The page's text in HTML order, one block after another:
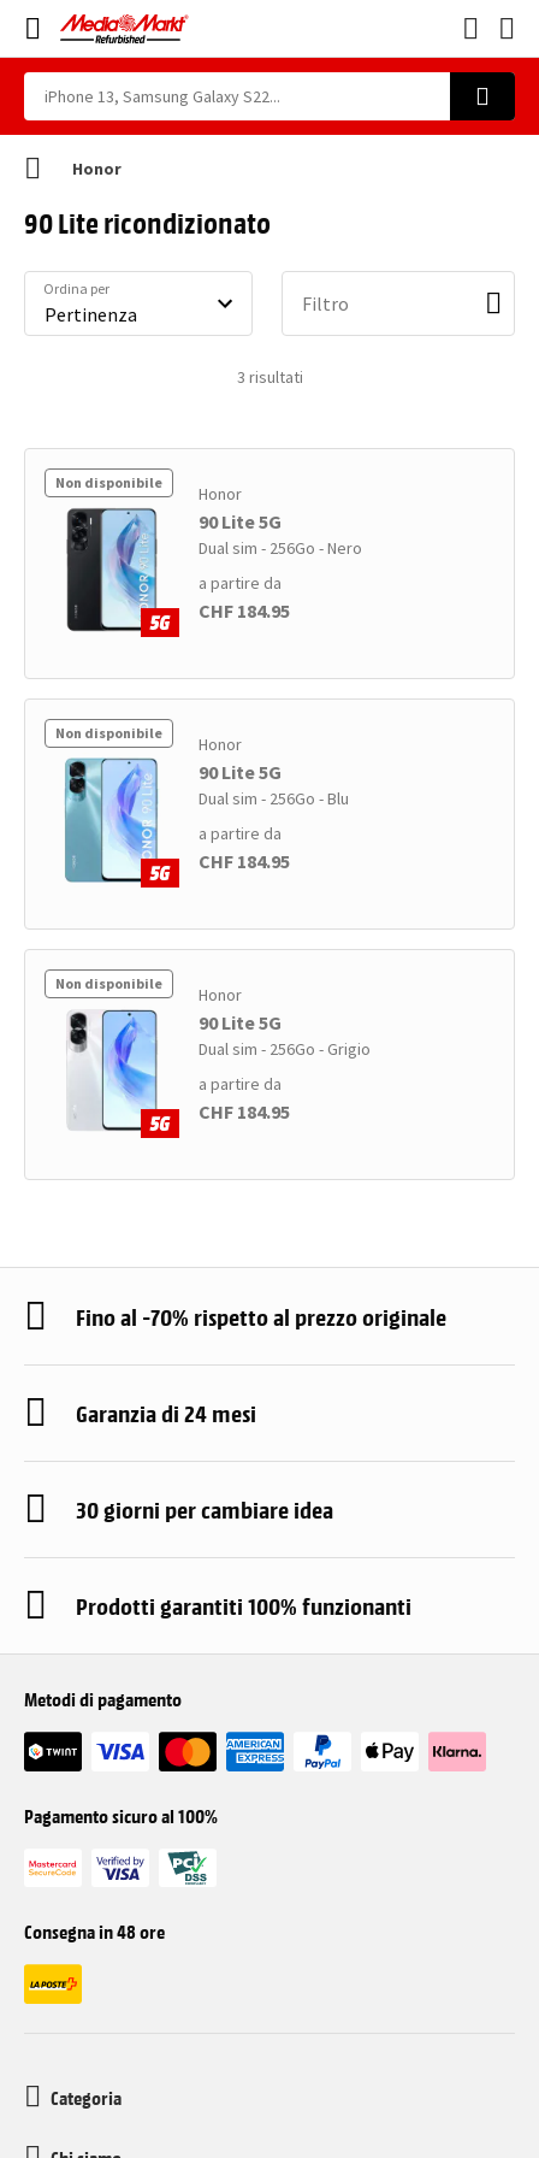
Honor
90 Lite ricondizionato
3 risultati
Ordina per
Filtro
Non disponibile Honor
90 Lite 5G
Dual sim - 256Go - Nero
a partire da
CHF 184.95
Non disponibile Honor
90 Lite 5G
Dual sim - 256Go - Blu
a partire da
CHF 184.95
Non disponibile Honor
90 Lite 5G
Dual sim - 256Go - Grigio
a partire da
CHF 184.95
Fino al -70% rispetto al prezzo originale
Garanzia di 24 mesi
30 giorni per cambiare idea
Prodotti garantiti 100% funzionanti
Metodi di pagamento
Pagamento sicuro al 100%
Consegna in 48 ore
Categoria